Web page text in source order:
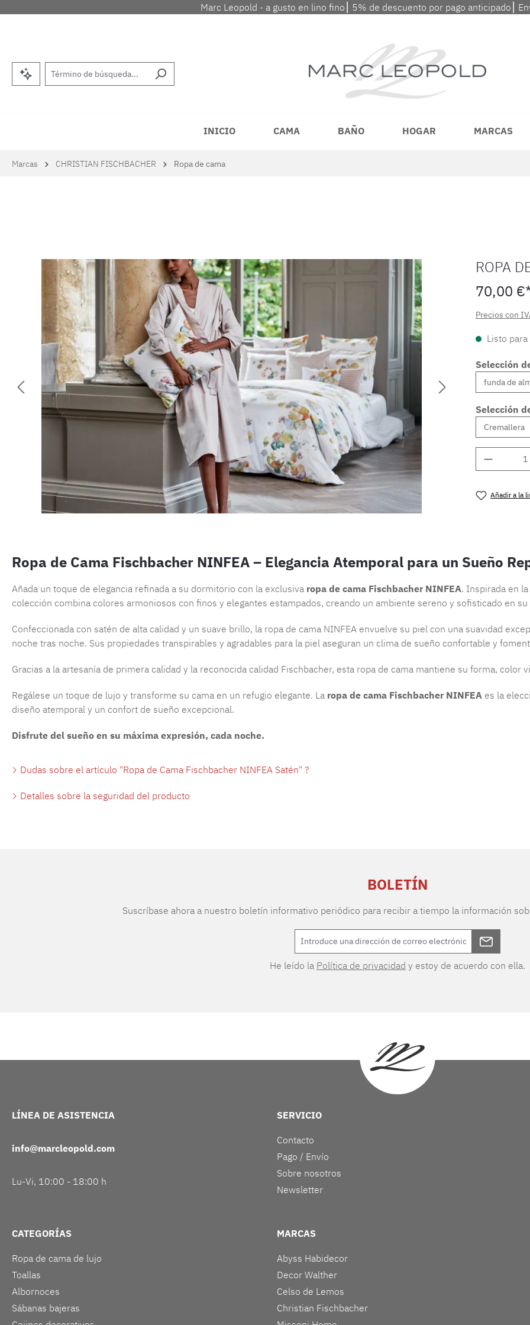
al contenido principal
Saltar a la búsqueda
Saltar a la navegación principal
Marc Leopold - a gusto en lino fino⎮ 5% de descuento por pago anticipado⎮
INICIO CAMA BAÑO HOGAR MARCAS
Marcas CHRISTIAN FISCHBACHER Ropa de cama
Omitir galería de imágenes
ROPA
70,00
Precios con
Listo
Selección
Selección
Añadir a la
Ropa de Cama Fischbacher NINFEA – Elegancia Atemporal para un Sueño
Añada un toque de elegancia refinada a su dormitorio con la exclusiva ropa de cama Fischbacher NINFEA. Inspirada en
colección combina colores armoniosos con finos y elegantes estampados, creando un ambiente sereno y sofisticado en
Confeccionada con satén de alta calidad y un suave brillo, la ropa de cama NINFEA envuelve su piel con una suavidad
noche tras noche. Sus propiedades transpirables y agradables para la piel aseguran un clima de sueño confortable y
Gracias a la artesanía de primera calidad y la reconocida calidad Fischbacher, esta ropa de cama mantiene su forma,
Regálese un toque de lujo y transforme su cama en un refugio elegante. La ropa de cama Fischbacher NINFEA es la
diseño atemporal y un confort de sueño excepcional.
Disfrute del sueño en su máxima expresión, cada noche.
Dudas sobre el artículo "Ropa de Cama Fischbacher NINFEA Satén" ?
Detalles sobre la seguridad del producto
BOLETÍN
Suscríbase ahora a nuestro boletín informativo periódico para recibir a tiempo la información
He leído la Política de privacidad y estoy de acuerdo con ella.
LÍNEA DE ASISTENCIA
info@marcleopold.com
Lu-Vi, 10:00 - 18:00 h
SERVICIO
Contacto
Pago / Envío
Sobre nosotros
Newsletter
CATEGORÍAS
Ropa de cama de lujo
Toallas
Albornoces
Sábanas bajeras
MARCAS
Abyss Habidecor
Decor Walther
Celso de Lemos
Christian Fischbacher